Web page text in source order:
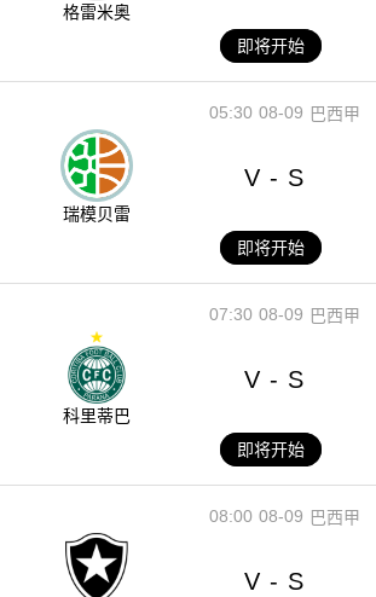
格雷米奥
即将开始
08-09
05:30 巴西甲
瑞模贝雷
V - S
即将开始
08-09
07:30 巴西甲
科里蒂巴
V - S
即将开始
08-09
08:00 巴西甲
V - S